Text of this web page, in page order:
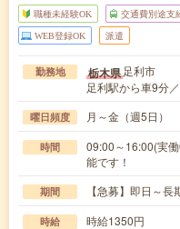
職種未経験OK 交通費別途支
WEB登録OK 派遣
勤務地 栃木県 足利市
足利駅から車9分
曜日頻度 月～金（週5日）
時間
09:00～16:00(実
能です！
期間 【急募】即日～長
時給 時給1350円